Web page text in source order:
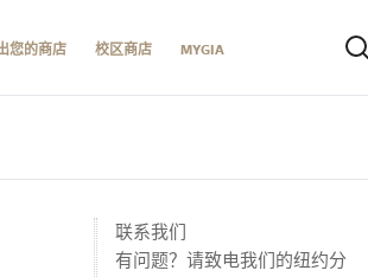
您的商店 校区商店 MYGIA
联系我们
有问题？请致电我们的纽约分